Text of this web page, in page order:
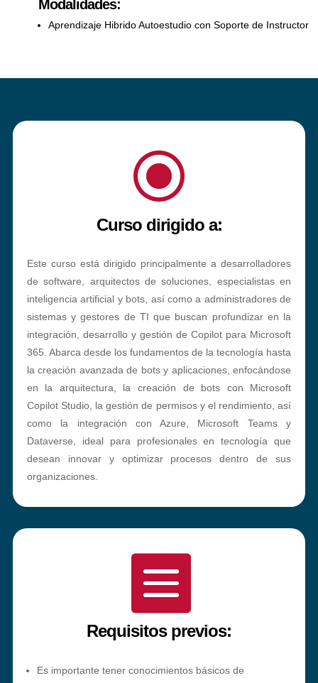
Modalidades:
Aprendizaje Hibrido Autoestudio con Soporte de Instructor
\
Curso dirigido a:
Este curso está dirigido principalmente a desarrolladores
de software, arquitectos de soluciones, especialistas en
inteligencia artificial y bots, así como a administradores de
sistemas y gestores de TI que buscan profundizar en la
integración, desarrollo y gestión de Copilot para Microsoft
365. Abarca desde los fundamentos de la tecnología hasta
la creación avanzada de bots y aplicaciones, enfocándose
en la arquitectura, la creación de bots con Microsoft
Copilot Studio, la gestión de permisos y el rendimiento, así
como la integración con Azure, Microsoft Teams y
Dataverse, ideal para profesionales en tecnología que
desean innovar y optimizar procesos dentro de sus
organizaciones.

Requisitos previos:
Es importante tener conocimientos básicos de